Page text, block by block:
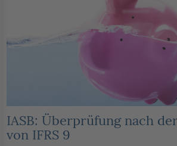
IASB: Überprüfung nach
von IFRS 9